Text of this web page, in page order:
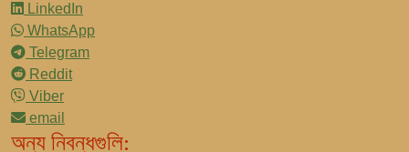
LinkedIn
WhatsApp
Telegram
Reddit
Viber
email
অন্য নিবন্ধগুলি: